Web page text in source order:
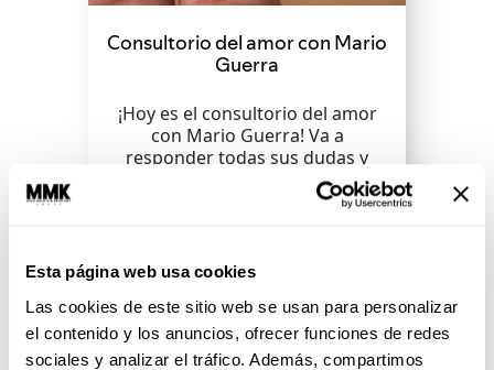
Esta página web usa cookies
Las cookies de este sitio web se usan para personalizar
el contenido y los anuncios, ofrecer funciones de redes
sociales y analizar el tráfico. Además, compartimos
Consultorio del amor con Mario
Guerra
¡Hoy es el consultorio del amor
con Mario Guerra! Va a
responder todas sus dudas y
agobios en el amor.